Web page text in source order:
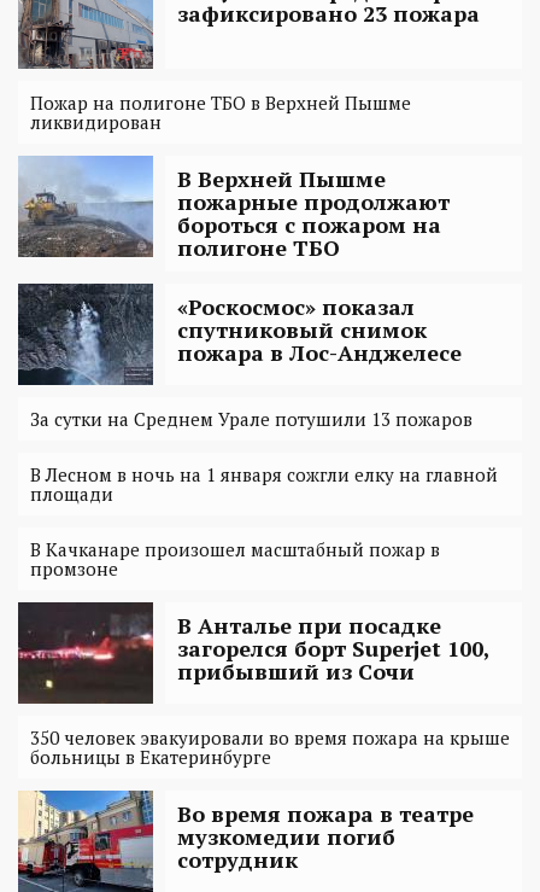
зафиксировано 23 пожара
Пожар на полигоне ТБО в Верхней Пышме
ликвидирован
В Верхней Пышме
пожарные продолжают
бороться с пожаром на
полигоне ТБО
«Роскосмос» показал
спутниковый снимок
пожара в Лос-Анджелесе
За сутки на Среднем Урале потушили 13 пожаров
В Лесном в ночь на 1 января сожгли елку на главной
площади
В Качканаре произошел масштабный пожар в
промзоне
В Анталье при посадке
загорелся борт Superjet 100,
прибывший из Сочи
350 человек эвакуировали во время пожара на крыше
больницы в Екатеринбурге
Во время пожара в театре
музкомедии погиб
сотрудник